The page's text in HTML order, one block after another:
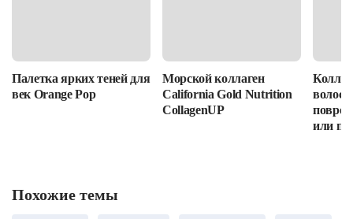
Палетка ярких теней для
век Orange Pop
Морской коллаген
California Gold Nutrition
CollagenUP
волос:
или
Похожие темы